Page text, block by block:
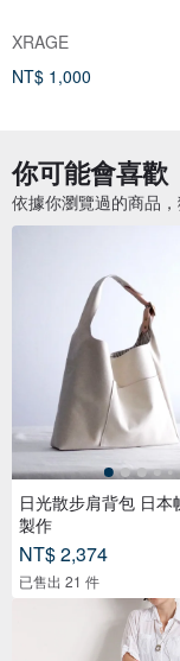
XRAGE
NT$ 1,000
你可能會喜歡
依據你瀏覽過的商品
日光散步肩背包 日本
製作
NT$ 2,374
已售出 21 件